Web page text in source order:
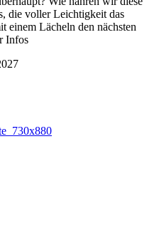
die voller Leichtigkeit das
einem Lächeln den nächsten
Infos